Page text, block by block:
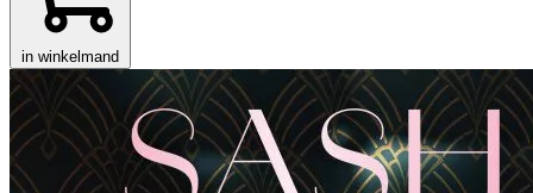
in winkelmand